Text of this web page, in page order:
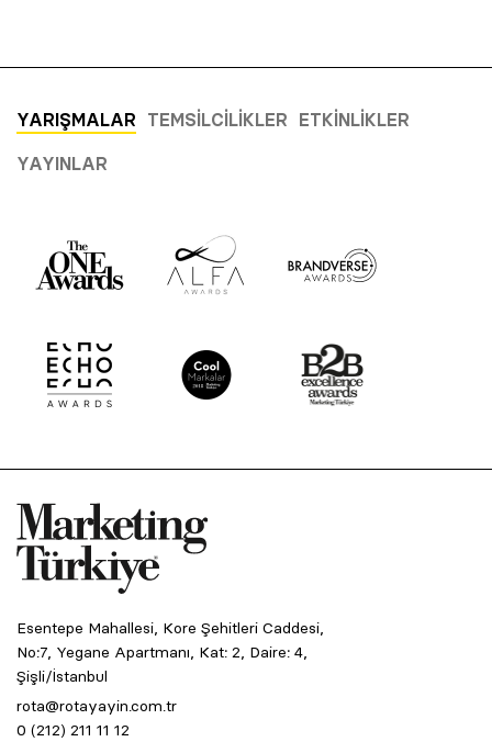
YARIŞMALAR TEMSILCILIKLER ETKINLIKLER
YAYINLAR
Esentepe Mahallesi, Kore Şehitleri Caddesi,
No:7, Yegane Apartmanı, Kat: 2, Daire: 4,
Şişli/İstanbul
rota@rotayayin.com.tr
0 (212) 211 11 12